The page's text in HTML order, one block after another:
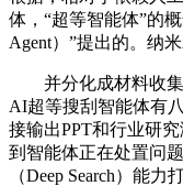
体，“超等智能体”的
Agent）”提出的。纳
并分化成材料收集
AI超等搜刮智能体有
接输出PPT和行业研
到智能体正在处置问
（Deep Search）能